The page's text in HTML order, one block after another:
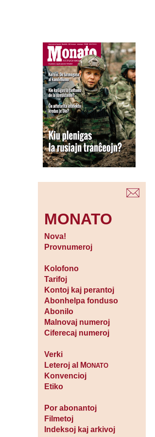
MONATO
Nova!
Provnumeroj
Kolofono
Tarifoj
Kontoj kaj perantoj
Abonhelpa fonduso
Abonilo
Malnovaj numeroj
Ciferecaj numeroj
Verki
Leteroj al MONATO
Konvencioj
Etiko
Por abonantoj
Filmetoj
Indeksoj kaj arkivoj